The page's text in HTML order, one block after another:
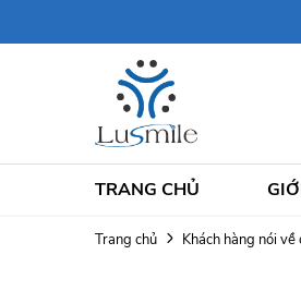
TRANG CHỦ
Trang chủ Khách hàng nói